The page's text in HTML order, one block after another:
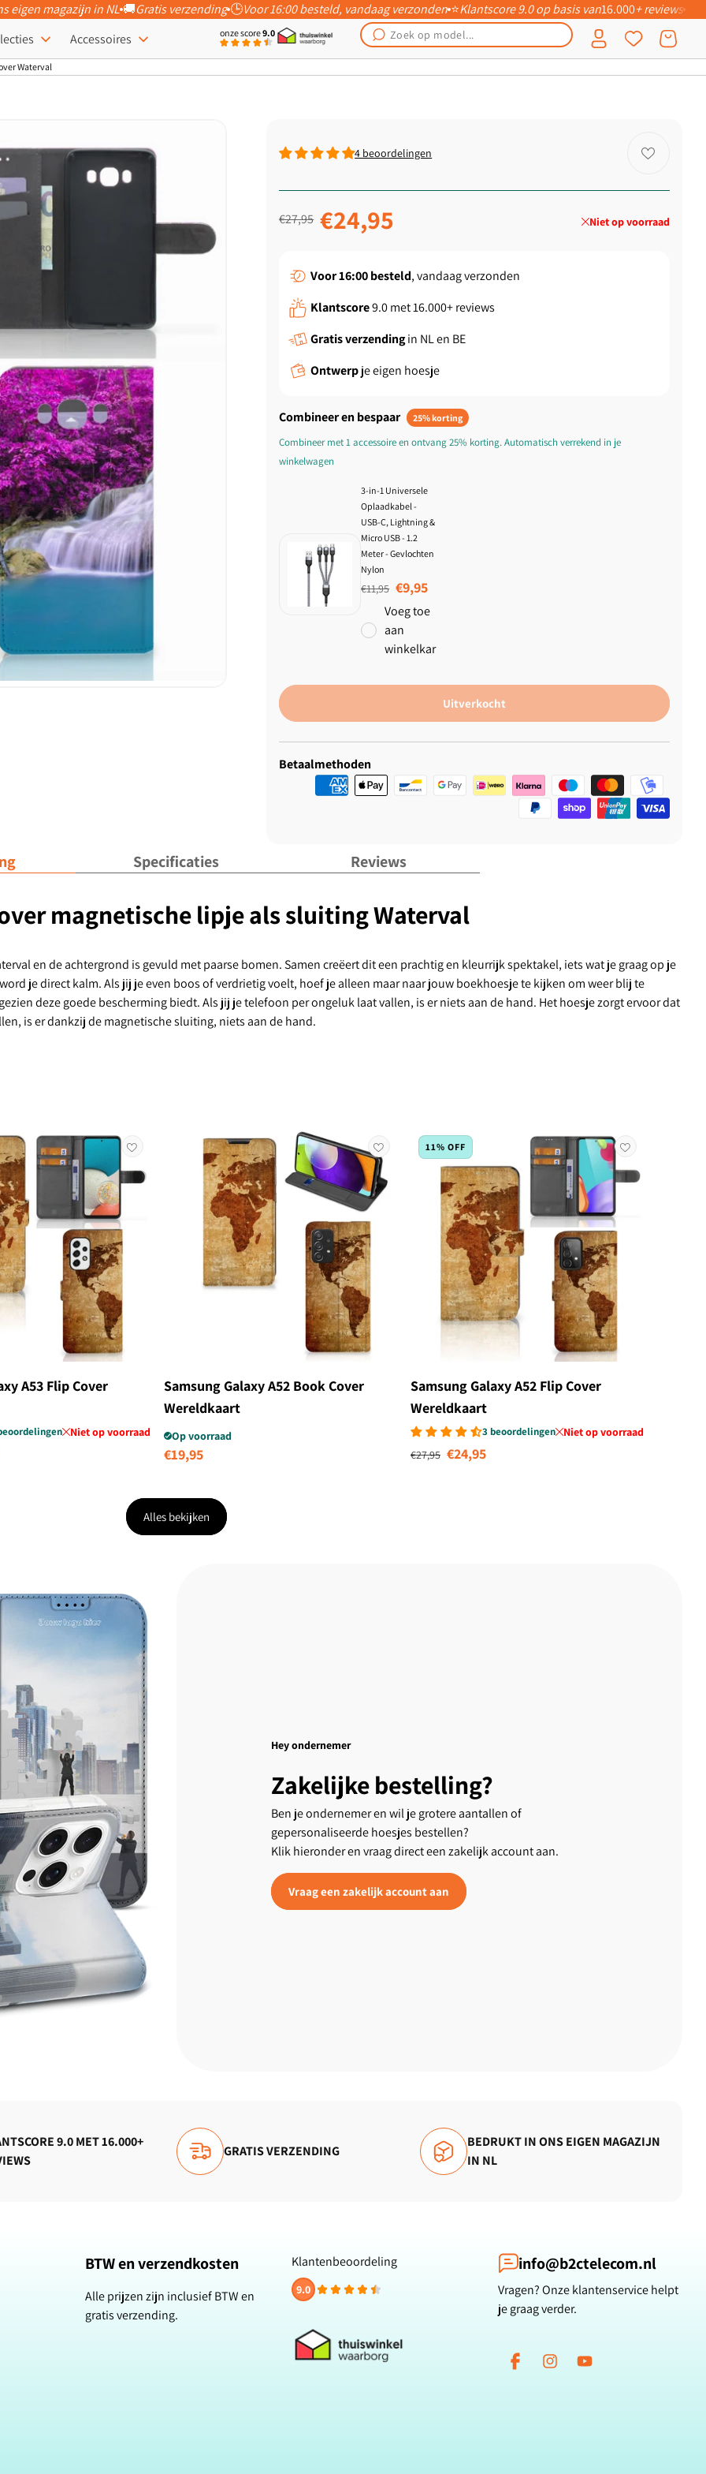
🚚Gratis verzending🕒Voor 16:00 besteld, vandaag verzonden⭐Klantscore 9.0 op basis van16.000+ reviews
eigen magazijn in NL
Accessoires onze score9.0 Inloggen Winkelwagen
Waterval
4 beoordelingen
Normale prijs
€27,95
Aanbiedingsprijs
€24,95 Niet op voorraad
Voor 16:00besteld, vandaag verzonden
Klantscore9.0 met 16.000+ reviews
Gratis verzendingin NL en BE
Ontwerpje eigen hoesje
Combineer en bespaar 25% korting
Combineer met 1 accessoire en ontvang 25% korting. Automatisch verrekend in je
winkelwagen
3-in-1 Universele
Oplaadkabel -
USB-C, Lightning &
Micro USB - 1.2
Meter - Gevlochten
Nylon
Normale prijs
€11,95 Aanbiedingsprijs
€9,95
Voeg toe
aan
winkelkar
Uitverkocht
Betaalmethoden
Specificaties Reviews
magnetische lipje als sluiting Waterval
en de achtergrond is gevuld met paarse bomen. Samen creëert dit een prachtig en kleurrijk spektakel, iets wat je graag op je
je direct kalm. Als jij je even boos of verdrietig voelt, hoef je alleen maar naar jouw boekhoesje te kijken om weer blij te
deze goede bescherming biedt. Als jij je telefoon per ongeluk laat vallen, is er niets aan de hand. Het hoesje zorgt ervoor dat
is er dankzij de magnetische sluiting, niets aan de hand.
A53 Flip Cover
Niet op voorraad
Samsung Galaxy A52 Book Cover
Wereldkaart
Op voorraad
Normale
€19,95
11% OFF
Samsung Galaxy A52 Flip Cover
Wereldkaart
3 beoordelingen Niet op voorraad
Normale prijs
€27,95 Aanbiedingsprijs
€24,95
Alles bekijken
Hey ondernemer
Zakelijke bestelling?
Ben je ondernemer en wil je grotere aantallen of
gepersonaliseerde hoesjes bestellen?
Klik hieronder en vraag direct een zakelijk account aan.
Vraag een zakelijk account aan
9.0 MET 16.000+
GRATIS VERZENDING
BEDRUKT IN ONS EIGEN MAGAZIJN
IN NL
BTW en verzendkosten
Alle prijzen zijn inclusief BTW en
gratis verzending.
Klantenbeoordeling
9.0
info@b2ctelecom.nl
Vragen? Onze klantenservice helpt
je graag verder.
FacebookInstagramYouTube